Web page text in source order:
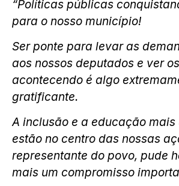
“Políticas públicas
para o nosso município!
Ser ponte para levar as
aos nossos deputados e ver
acontecendo é algo
gratificante.
A inclusão e a educação mais
estão no centro das nossas
representante do povo, pude
mais um compromisso